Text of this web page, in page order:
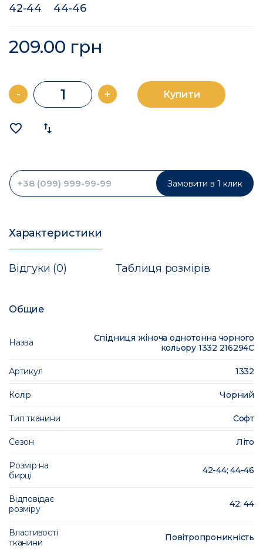
42-44 44-46
209.00 грн
- + Купити
favorite_border import_export
Замовити в 1 клик
Характеристики
Відгуки (0) Таблиця розмірів
Общие
Назва
Спідниця жіноча однотонна чорного
кольору 1332 216294C
Артикул 1332
Колір Чорний
Тип тканини Софт
Сезон Літо
Розмір на
бирці
42-44; 44-46
Відповідає
розміру
42; 44
Властивості
тканини
Повітропроникність